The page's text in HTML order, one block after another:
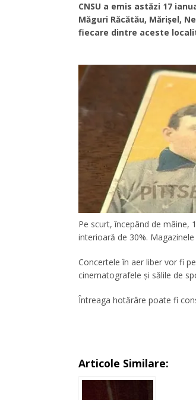
CNSU a emis astăzi 17
Măguri Răcătău, Mărișel,
fiecare dintre aceste
Pe scurt, începând de mâine,
interioară de 30%.
Concertele în aer liber vor fi
cinematografele și sălile de
Întreaga hotărâre poate fi
Articole Similare: